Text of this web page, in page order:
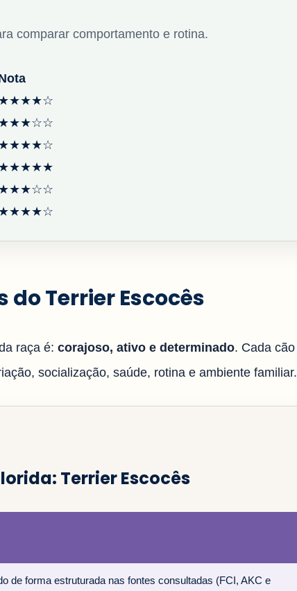
comparar comportamento e rotina.
Terrier Escocês
raça é: corajoso, ativo e determinado. Cada cão
socialização, saúde, rotina e ambiente familiar.
Terrier Escocês
de forma estruturada nas fontes consultadas (FCI, AKC e